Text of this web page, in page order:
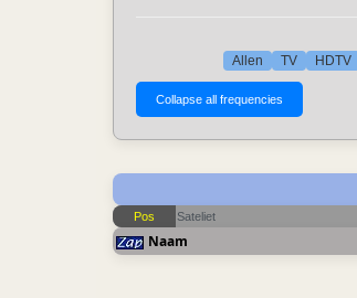
Allen TV HDTV
Pos Sateliet
Naam